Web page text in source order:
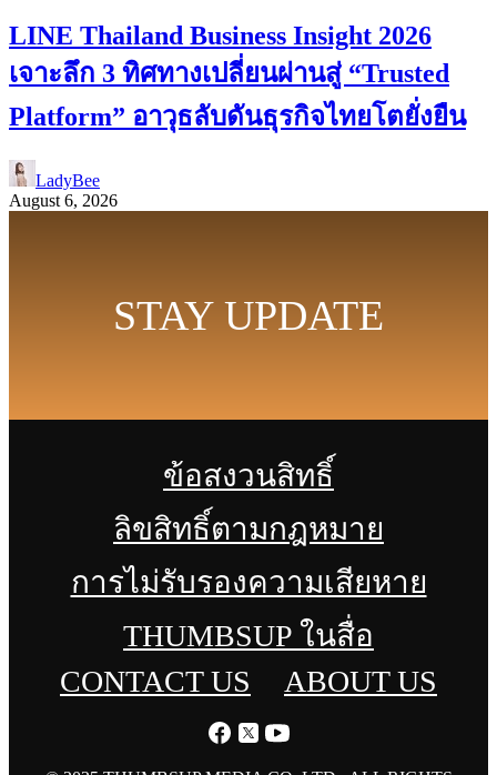
LINE Thailand Business Insight 2026
เจาะลึก 3 ทิศทางเปลี่ยนผ่านสู่ “Trusted
Platform” อาวุธลับดันธุรกิจไทยโตยั่งยืน
LadyBee
August 6, 2026
STAY UPDATE
ข้อสงวนสิทธิ์
ลิขสิทธิ์ตามกฎหมาย
การไม่รับรองความเสียหาย
THUMBSUP ในสื่อ
CONTACT US
ABOUT US